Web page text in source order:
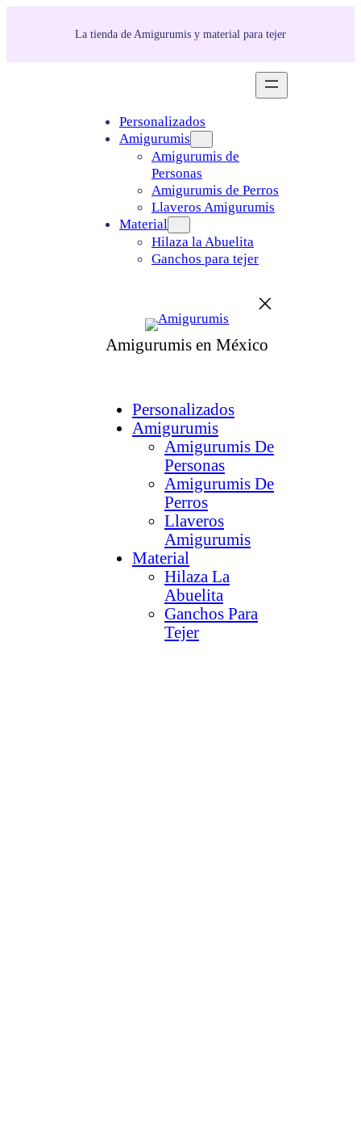
La tienda de Amigurumis y material para tejer
Personalizados
Amigurumis
Amigurumis de
Personas
Amigurumis de Perros
Llaveros Amigurumis
Material
Hilaza la Abuelita
Ganchos para tejer
Amigurumis en México
Personalizados
Amigurumis
Amigurumis De
Personas
Amigurumis De
Perros
Llaveros
Amigurumis
Material
Hilaza La
Abuelita
Ganchos Para
Tejer